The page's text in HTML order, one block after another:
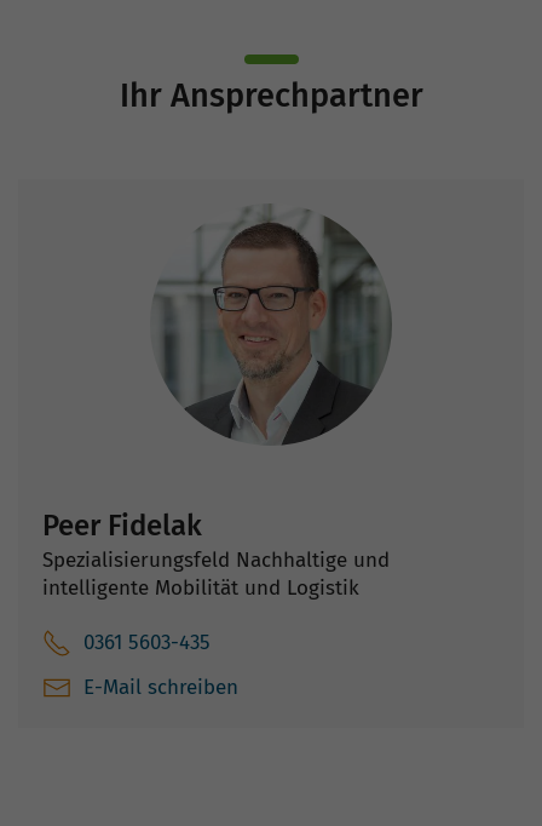
Ihr Ansprechpartner
Peer Fidelak
Spezialisierungsfeld Nachhaltige und
intelligente Mobilität und Logistik
0361 5603-435
E-Mail schreiben